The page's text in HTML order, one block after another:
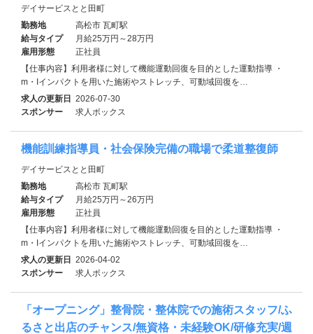
デイサービスとと田町
勤務地
高松市 瓦町駅
給与タイプ
月給25万円～28万円
雇用形態
正社員
【仕事内容】利用者様に対して機能運動回復を目的とした運動指導 ・
m・Iインパクトを用いた施術やストレッチ、可動域回復を…
求人の更新日 2026-07-30
スポンサー
求人ボックス
機能訓練指導員・社会保険完備の職場で柔道整復師
デイサービスとと田町
勤務地
高松市 瓦町駅
給与タイプ
月給25万円～26万円
雇用形態
正社員
【仕事内容】利用者様に対して機能運動回復を目的とした運動指導 ・
m・Iインパクトを用いた施術やストレッチ、可動域回復を…
求人の更新日 2026-04-02
スポンサー
求人ボックス
「オープニング」整骨院・整体院での施術スタッフ/ふ
るさと出店のチャンス/無資格・未経験OK/研修充実/週